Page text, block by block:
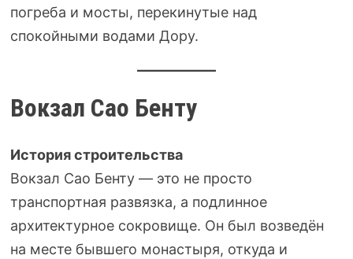
погреба и мосты, перекинутые над
спокойными водами Дору.
Вокзал Сао Бенту
История строительства
Вокзал Сао Бенту — это не просто
транспортная развязка, а подлинное
архитектурное сокровище. Он был возведён
на месте бывшего монастыря, откуда и